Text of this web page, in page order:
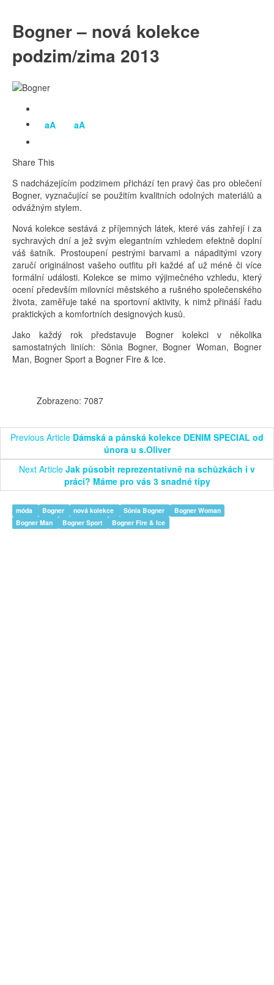
Bogner – nová kolekce
podzim/zima 2013
aA aA
Share This
S nadcházejícím podzimem přichází ten pravý čas pro oblečení
Bogner, vyznačující se použitím kvalitních odolných materiálů a
odvážným stylem.
Nová kolekce sestává z příjemných látek, které vás zahřejí i za
sychravých dní a jež svým elegantním vzhledem efektně doplní
váš šatník. Prostoupení pestrými barvami a nápaditými vzory
zaručí originálnost vašeho outfitu při každé ať už méně či více
formální události. Kolekce se mimo výjimečného vzhledu, který
ocení především milovníci městského a rušného společenského
života, zaměřuje také na sportovní aktivity, k nimž přináší řadu
praktických a komfortních designových kusů.
Jako každý rok představuje Bogner kolekci v několika
samostatných liniích: Sônia Bogner, Bogner Woman, Bogner
Man, Bogner Sport a Bogner Fire & Ice.
Zobrazeno: 7087
Previous Article Dámská a pánská kolekce DENIM SPECIAL od
února u s.Oliver
Next Article Jak působit reprezentativně na schůzkách i v
práci? Máme pro vás 3 snadné tipy
móda Bogner nová kolekce Sônia Bogner
Bogner Woman
Bogner Man
Bogner Sport Bogner Fire & Ice